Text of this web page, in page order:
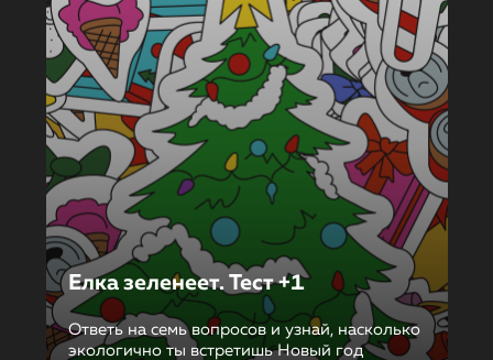
Елка зеленеет. Тест +1
Ответь на семь вопросов и узнай, насколько
экологично ты встретишь Новый год